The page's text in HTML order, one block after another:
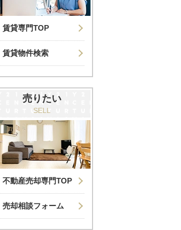
賃貸専門TOP
賃貸物件検索
売りたい
SELL
不動産売却専門TOP
売却相談フォーム